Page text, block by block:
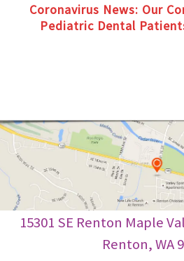
Coronavirus News: Our
Pediatric Dental
15301 SE Renton Maple
Renton,WA